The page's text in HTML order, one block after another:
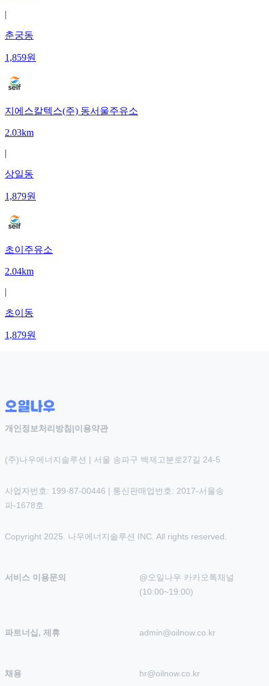
|
춘궁동
1,859원
지에스칼텍스(주) 동서울주유소
2.03km
|
상일동
1,879원
초이주유소
2.04km
|
초이동
1,879원
개인정보처리방침 |이용약관
(주)나우에너지솔루션 | 서울 송파구 백제고분로27길 24-5
사업자번호: 199-87-00446 | 통신판매업번호: 2017-서울송
파-1678호
Copyright 2025. 나우에너지솔루션 INC. All rights reserved.
서비스 이용문의
@오일나우 카카오톡채널
(10:00~19:00)
파트너십, 제휴 admin@oilnow.co.kr
채용 hr@oilnow.co.kr